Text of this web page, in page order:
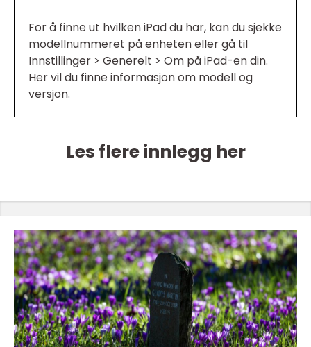
For å finne ut hvilken iPad du har, kan du sjekke
modellnummeret på enheten eller gå til
Innstillinger > Generelt > Om på iPad-en din.
Her vil du finne informasjon om modell og
versjon.
Les flere innlegg her